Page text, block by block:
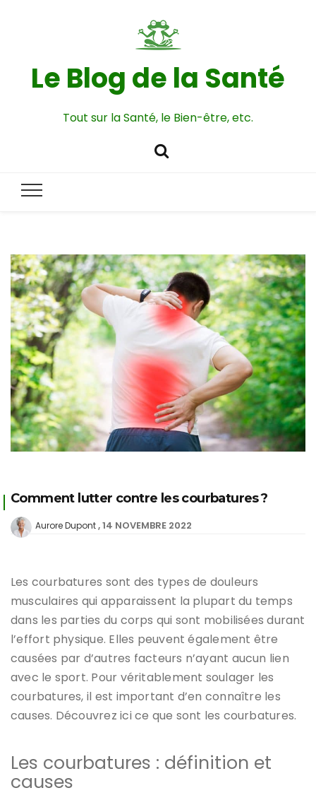
Le Blog de la Santé
Tout sur la Santé, le Bien-être, etc.
Comment lutter contre les courbatures ?
Aurore Dupont 14 NOVEMBRE 2022
Les courbatures sont des types de douleurs
musculaires qui apparaissent la plupart du temps
dans les parties du corps qui sont mobilisées durant
l’effort physique. Elles peuvent également être
causées par d’autres facteurs n’ayant aucun lien
avec le sport. Pour véritablement soulager les
courbatures, il est important d’en connaître les
causes. Découvrez ici ce que sont les courbatures.
Les courbatures : définition et
causes